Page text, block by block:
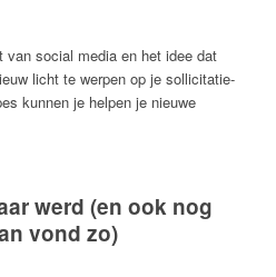
social media en het idee dat
licht te werpen op je sollicitatie-
kunnen je helpen je nieuwe
werd (en ook nog
vond zo)